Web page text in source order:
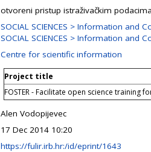
otvoreni pristup istraživačkim
SOCIAL SCIENCES > Information and
SOCIAL SCIENCES > Information and
Centre for scientific information
Project title
FOSTER - Facilitate open science training
Alen Vodopijevec
17 Dec 2014 10:20
https://fulir.irb.hr:/id/eprint/1643